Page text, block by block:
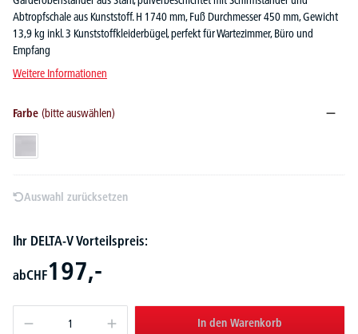
Abtropfschale aus Kunststoff. H 1740 mm, Fuß Durchmesser 450 mm, Gewicht
13,9 kg inkl. 3 Kunststoffkleiderbügel, perfekt für Wartezimmer, Büro und
Empfang
Weitere Informationen
Farbe (bitte auswählen)
Auswahl zurücksetzen
Ihr DELTA-V Vorteilspreis:
abCHF197,-
In den Warenkorb